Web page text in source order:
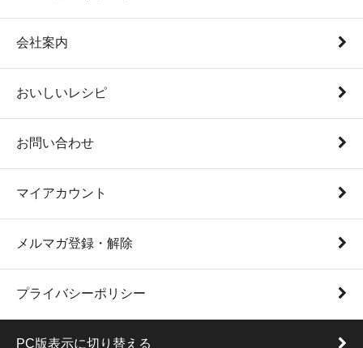
会社案内
おいしいレシピ
お問い合わせ
マイアカウント
メルマガ登録・解除
プライバシーポリシー
PC版表示に切り替える